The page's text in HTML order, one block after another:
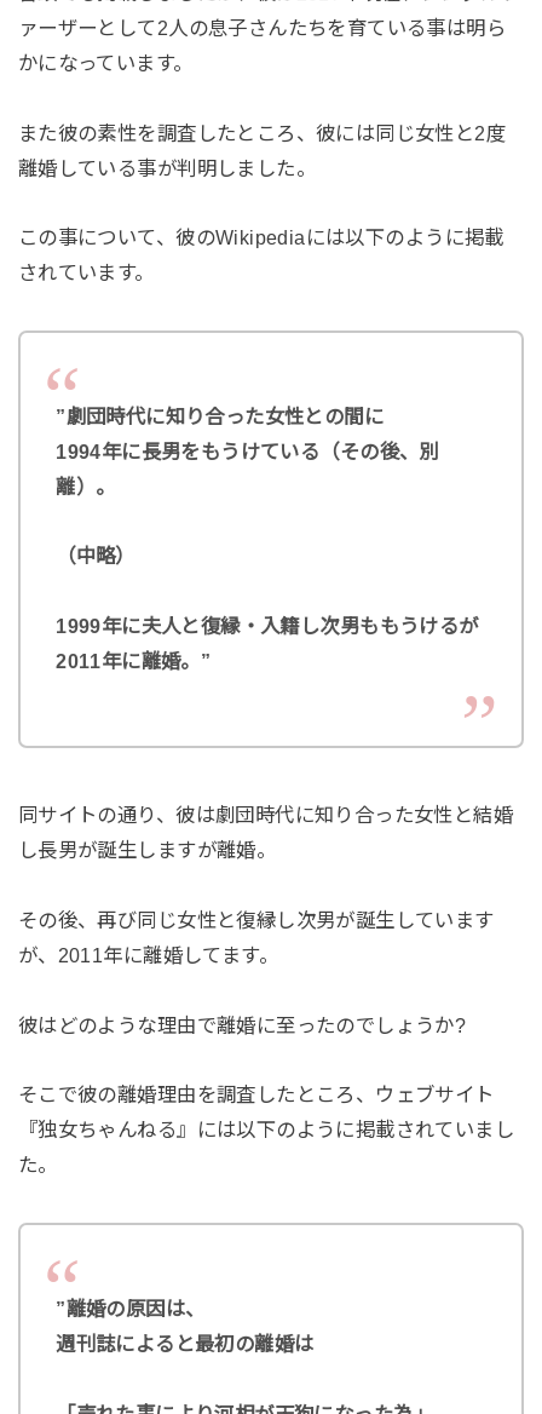
ァーザーとして2人の息子さんたちを育ている事は明ら
かになっています。
また彼の素性を調査したところ、彼には同じ女性と2度
離婚している事が判明しました。
この事について、彼のWikipediaには以下のように掲載
されています。
”劇団時代に知り合った女性との間に
1994年に長男をもうけている（その後、別
離）。
（中略）
1999年に夫人と復縁・入籍し次男ももうけるが
2011年に離婚。”
同サイトの通り、彼は劇団時代に知り合った女性と結婚
し長男が誕生しますが離婚。
その後、再び同じ女性と復縁し次男が誕生しています
が、2011年に離婚してます。
彼はどのような理由で離婚に至ったのでしょうか?
そこで彼の離婚理由を調査したところ、ウェブサイト
『独女ちゃんねる』には以下のように掲載されていまし
た。
”離婚の原因は、
週刊誌によると最初の離婚は